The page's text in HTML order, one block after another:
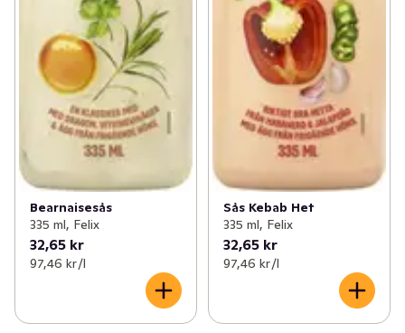
Bearnaisesås
335 ml, Felix
32,65 kr
97,46 kr /l
Sås Kebab Het
335 ml, Felix
32,65 kr
97,46 kr /l